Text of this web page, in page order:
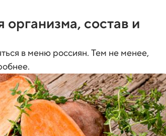
организма, состав и
в меню россиян. Тем не менее,